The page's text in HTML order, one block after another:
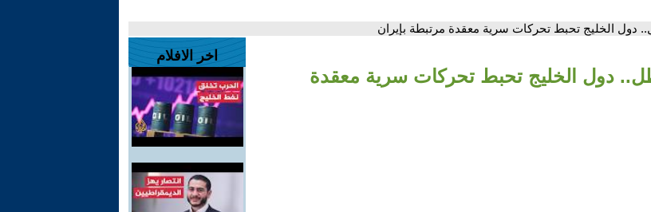
دول الخليج تحبط تحركات سرية معقدة مرتبطة بإيران
دول الخليج تحبط تحركات سرية معقدة
اخر الافلام